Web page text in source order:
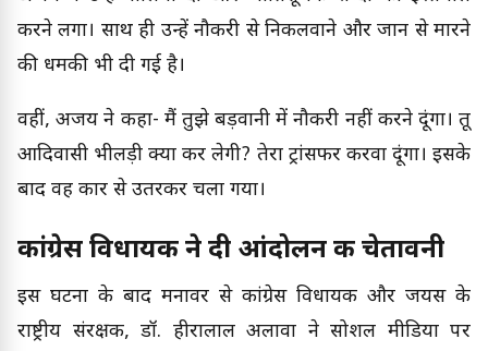
करने लगा। साथ ही उन्हें नौकरी से निकलवाने और जान से मारने
की धमकी भी दी गई है।
वहीं, अजय ने कहा- मैं तुझे बड़वानी में नौकरी नहीं करने दूंगा। तू
आदिवासी भीलड़ी क्या कर लेगी? तेरा ट्रांसफर करवा दूंगा। इसके
बाद वह कार से उतरकर चला गया।
कांग्रेस विधायक ने दी आंदोलन की चेतावनी
इस घटना के बाद मनावर से कांग्रेस विधायक और जयस के
राष्ट्रीय संरक्षक, डॉ. हीरालाल अलावा ने सोशल मीडिया पर